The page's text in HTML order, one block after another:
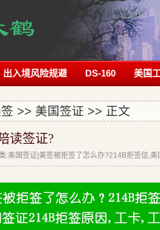
出入境风险规避 DS-160 美国
>> 美国签证 >> 正文
读签证?
:美国签证|美签被拒签了怎么办?214B拒签信,